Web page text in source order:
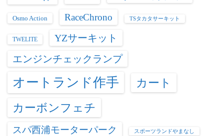
Osmo Action RaceChrono TSタカタサーキット
TWELITE
YZサーキット
エンジンチェックランプ
オートランド作手
カート
カーボンフェチ
スパ西浦モーターパーク スポーツランドやまなし